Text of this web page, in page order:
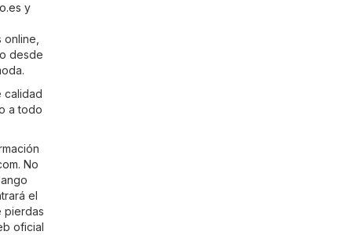
y
desde
calidad
a todo
. No
el
pierdas
oficial